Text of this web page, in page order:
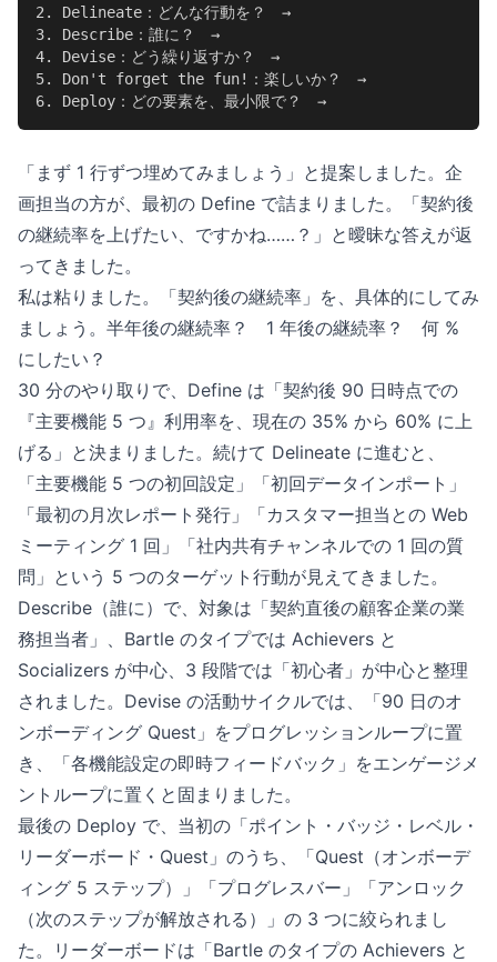
2. Delineate：どんな行動を？　→
3. Describe：誰に？　→
4. Devise：どう繰り返すか？　→
5. Don't forget the fun!：楽しいか？　→
6. Deploy：どの要素を、最小限で？　→
「まず 1 行ずつ埋めてみましょう」と提案しました。企
画担当の方が、最初の Define で詰まりました。「契約後
の継続率を上げたい、ですかね……？」と曖昧な答えが返
ってきました。
私は粘りました。「契約後の継続率」を、具体的にしてみ
ましょう。半年後の継続率？ 1 年後の継続率？ 何 %
にしたい？
30 分のやり取りで、Define は「契約後 90 日時点での
『主要機能 5 つ』利用率を、現在の 35% から 60% に上
げる」と決まりました。続けて Delineate に進むと、
「主要機能 5 つの初回設定」「初回データインポート」
「最初の月次レポート発行」「カスタマー担当との Web
ミーティング 1 回」「社内共有チャンネルでの 1 回の質
問」という 5 つのターゲット行動が見えてきました。
Describe（誰に）で、対象は「契約直後の顧客企業の業
務担当者」、Bartle のタイプでは Achievers と
Socializers が中心、3 段階では「初心者」が中心と整理
されました。Devise の活動サイクルでは、「90 日のオ
ンボーディング Quest」をプログレッションループに置
き、「各機能設定の即時フィードバック」をエンゲージメ
ントループに置くと固まりました。
最後の Deploy で、当初の「ポイント・バッジ・レベル・
リーダーボード・Quest」のうち、「Quest（オンボーデ
ィング 5 ステップ）」「プログレスバー」「アンロック
（次のステップが解放される）」の 3 つに絞られまし
た。リーダーボードは「Bartle のタイプの Achievers と